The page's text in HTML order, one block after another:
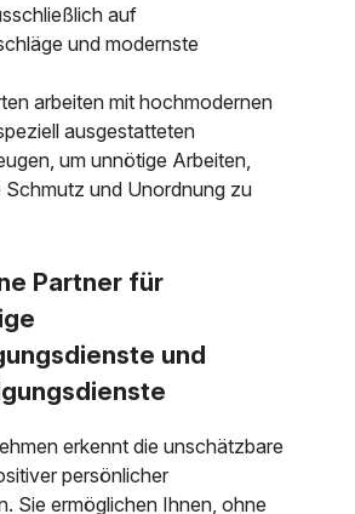
auf
und modernste
arbeiten mit hochmodernen
ausgestatteten
um unnötige Arbeiten,
Schmutz und Unordnung zu
Partner für
und
erkennt die unschätzbare
persönlicher
Sie ermöglichen Ihnen, ohne